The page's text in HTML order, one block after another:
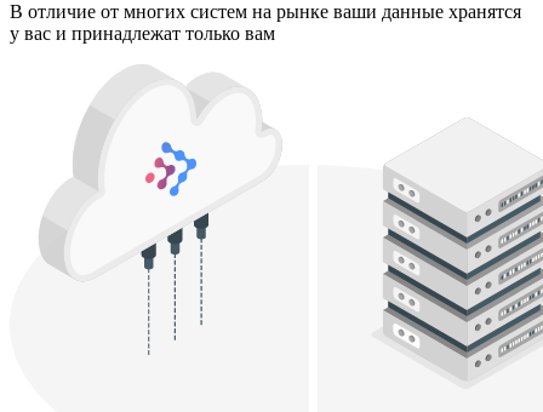
В отличие от многих систем на рынке ваши данные хранятся
у вас и принадлежат только вам